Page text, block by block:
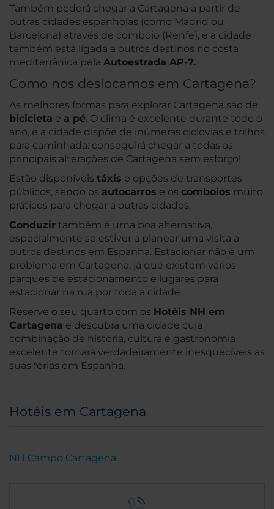
Também poderá chegar a Cartagena a partir de
outras cidades espanholas (como Madrid ou
Barcelona) através de comboio (Renfe), e a cidade
também está ligada a outros destinos no costa
mediterrânica pela Autoestrada AP-7.
Como nos deslocamos em Cartagena?
As melhores formas para explorar Cartagena são de
bicicleta e a pé. O clima é excelente durante todo o
ano, e a cidade dispõe de inúmeras ciclovias e trilhos
para caminhada: conseguirá chegar a todas as
principais alterações de Cartagena sem esforço!
Estão disponíveis táxis e opções de transportes
públicos, sendo os autocarros e os comboios muito
práticos para chegar a outras cidades.
Conduzir também é uma boa alternativa,
especialmente se estiver a planear uma visita a
outros destinos em Espanha. Estacionar não é um
problema em Cartagena, já que existem vários
parques de estacionamento e lugares para
estacionar na rua por toda a cidade.
Reserve o seu quarto com os Hotéis NH em
Cartagena e descubra uma cidade cuja
combinação de história, cultura e gastronomia
excelente tornará verdadeiramente inesquecíveis as
suas férias em Espanha.
Hotéis em Cartagena
NH Campo Cartagena